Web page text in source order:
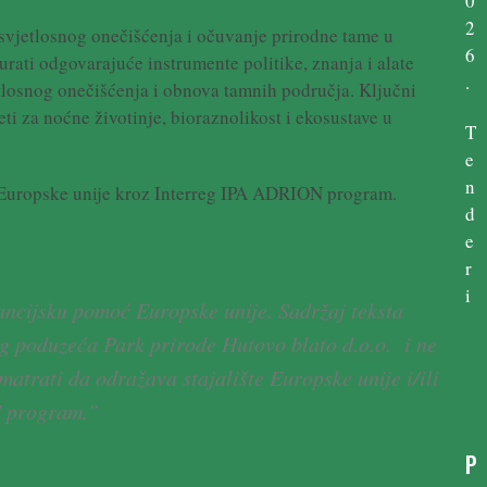
onečišćenja i očuvanje prirodne tame u
odgovarajuće instrumente politike, znanja i alate
onečišćenja i obnova tamnih područja. Ključni
za noćne životinje, bioraznolikost i ekosustave u
unije kroz Interreg IPA ADRION program.
pomoć Europske unije. Sadržaj teksta
poduzeća Park prirode Hutovo blato d.o.o. i ne
da odražava stajalište Europske unije i/ili
2
6
.
T
e
n
d
e
r
i
P